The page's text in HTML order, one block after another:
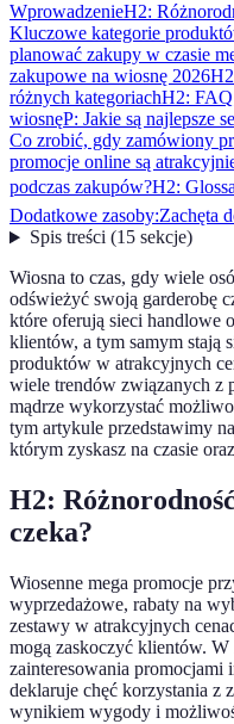
WprowadzenieH2:
Kluczowe kategorie
planować zakupy w czasie
zakupowe na wiosnę 2026
różnych kategoriachH2: FAQ
wiosnęP: Jakie są najlepsze
Co zrobić, gdy zamówiony
promocje online są
podczas zakupów?H2:
Dodatkowe zasoby:Zachęta
Spis treści(15 sekcje)
Wiosna to czas, gdy wiele
odświeżyć swoją garderobę
które oferują sieci handlowe
klientów, a tym samym stają
produktów w atrakcyjnych
wiele trendów związanych z
mądrze wykorzystać
tym artykule przedstawimy
którym zyskasz na czasie
H2:
czeka?
Wiosenne mega promocje
wyprzedażowe, rabaty na
zestawy w atrakcyjnych
mogą zaskoczyć klientów.
zainteresowania
deklaruje chęć korzystania z
wynikiem wygody i